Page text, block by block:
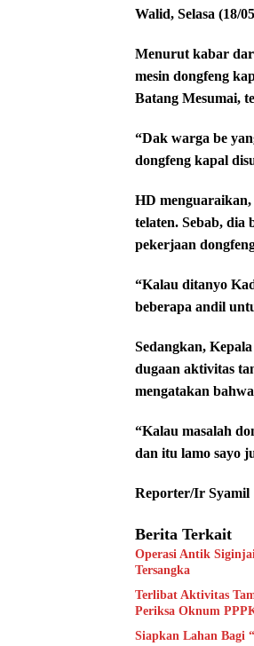
Walid, Selasa (18/
Menurut kabar
mesin dongfeng
Batang Mesumai,
“Dak warga be
dongfeng kapal
HD
telaten. Sebab, dia
pekerjaan
“Kalau ditanyo
beberapa andil
Sedangkan,
dugaan aktivitas
mengatakan
“Kalau masalah
dan itu lamo sayo
Reporter/Ir Syamil
Berita Terkait
Operasi Antik
Tersangka
Terlibat Aktivitas
Periksa Oknum
Siapkan Lahan Bagi